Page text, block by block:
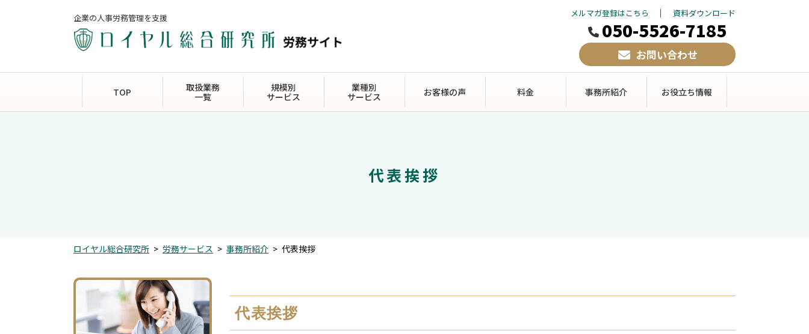
企業の人事労務管理を支援 メルマガ登録はこちら 資料ダウンロード
050-5526-7185
お問い合わせ
TOP
取扱業務
一覧
規模別
サービス
業種別
サービス
お客様の声 料金 事務所紹介 お役立ち情報
代表挨拶
ロイヤル総合研究所 > 労務サービス > 事務所紹介 > 代表挨拶
代表挨拶